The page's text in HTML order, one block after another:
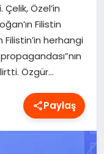
Özel’in
Filistin
herhangi
Özgür…
Paylaş